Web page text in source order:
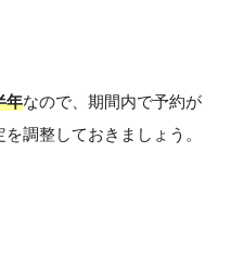
年なので、期間内で予約が
調整しておきましょう。